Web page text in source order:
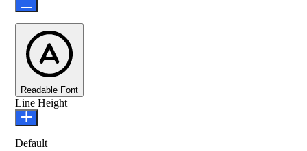
Readable Font
Line Height
Default